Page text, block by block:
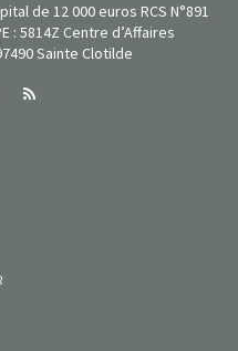
de 12 000 euros RCS N°891
: 5814Z Centre d’Affaires
Sainte Clotilde